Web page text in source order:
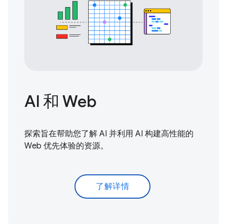
AI 和 Web
探索旨在帮助您了解 AI 并利用 AI 构建高性能的
Web 优先体验的资源。
了解详情